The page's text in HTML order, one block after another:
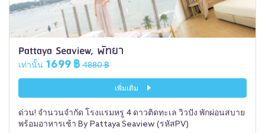
Pattaya Seaview, พัทยา
เท่านั้น 1699 ฿ 4880 ฿
เพิ่มเติม
ด่วน! จำนวนจำกัด โรงแรมหรู 4 ดาวติดทะเล วิวปัง พักผ่อนสบาย
พร้อมอาหารเช้า By Pattaya Seaview (รหัสPV)